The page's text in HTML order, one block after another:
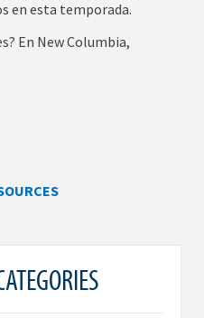
en esta temporada.
En New Columbia,